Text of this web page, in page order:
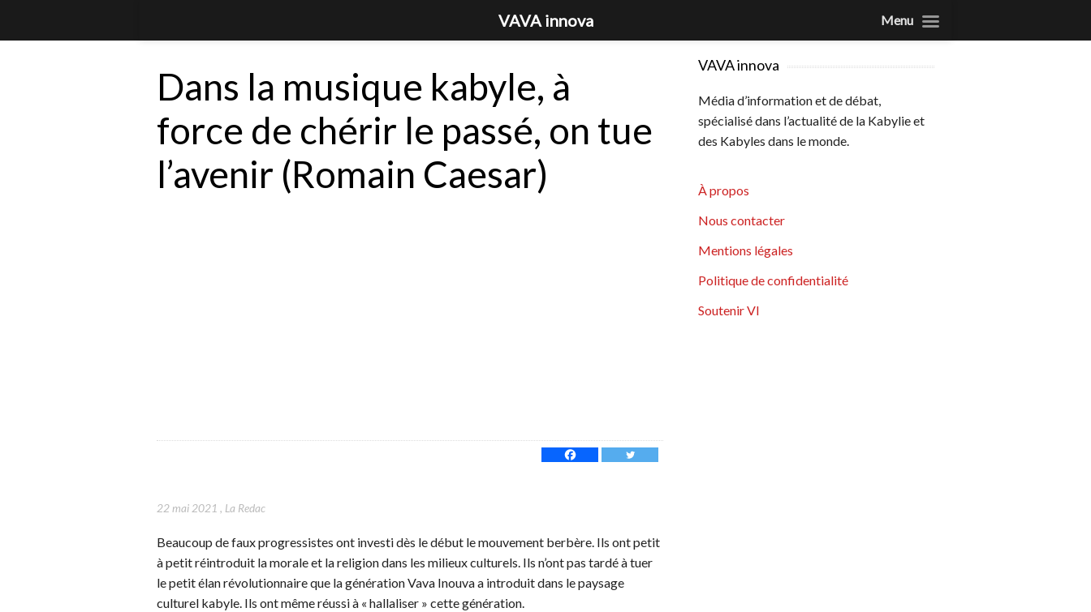
Dans la musique kabyle, à
force de chérir le passé, on tue
l’avenir (Romain Caesar)
22 mai 2021 , La Redac
Beaucoup de faux progressistes ont investi dès le début le mouvement berbère. Ils ont petit
à petit réintroduit la morale et la religion dans les milieux culturels. Ils n’ont pas tardé à tuer
le petit élan révolutionnaire que la génération Vava Inouva a introduit dans le paysage
culturel kabyle. Ils ont même réussi à « hallaliser » cette génération.
VAVA innova
Média d’information et de débat,
spécialisé dans l’actualité de la Kabylie et
des Kabyles dans le monde.
À propos
Nous contacter
Mentions légales
Politique de confidentialité
Soutenir VI
VAVA innova Menu